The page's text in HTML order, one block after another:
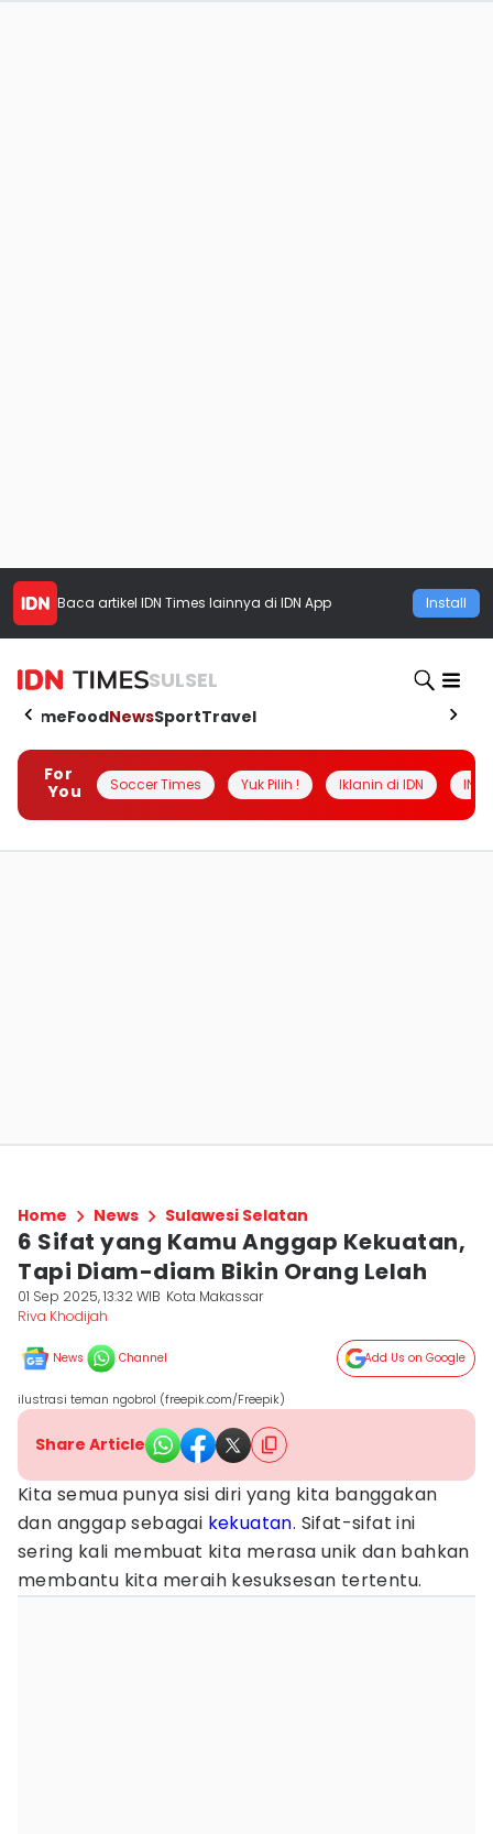
Baca artikel IDN Times lainnya di IDN App Install
SULSEL
HomeFoodNewsSportTravel
For
You
Soccer Times Yuk Pilih ! Iklanin di IDN
Home News Sulawesi Selatan
6 Sifat yang Kamu Anggap Kekuatan,
Tapi Diam-diam Bikin Orang Lelah
01 Sep 2025, 13:32 WIB Kota Makassar
Riva Khodijah
News Channel Add Us on Google
ilustrasi teman ngobrol (freepik.com/Freepik)
Share Article
Kita semua punya sisi diri yang kita banggakan
dan anggap sebagai kekuatan. Sifat-sifat ini
sering kali membuat kita merasa unik dan bahkan
membantu kita meraih kesuksesan tertentu.